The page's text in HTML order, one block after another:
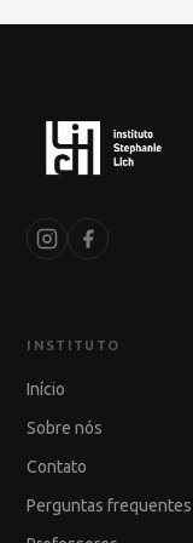
INSTITUTO
Início
Sobre nós
Contato
Perguntas frequentes